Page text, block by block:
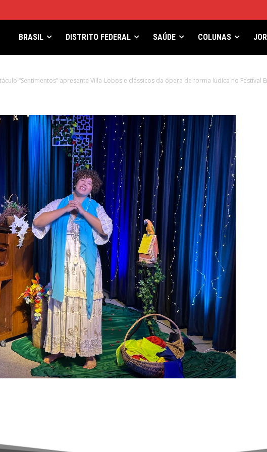
BRASIL DISTRITO FEDERAL SAÚDE COLUNAS
“Sentimentos” apresenta Villa-Lobos e clássicos da ópera de forma lúdica no Festival